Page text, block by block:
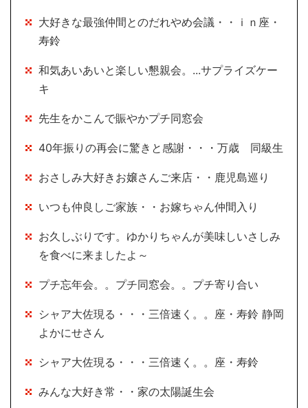
大好きな最強仲間とのだれやめ会議・・ｉｎ座・
寿鈴
和気あいあいと楽しい懇親会。...サプライズケー
キ
先生をかこんで賑やかプチ同窓会
40年振りの再会に驚きと感謝・・・万歳 同級生
おさしみ大好きお嬢さんご来店・・鹿児島巡り
いつも仲良しご家族・・お嫁ちゃん仲間入り
お久しぶりです。ゆかりちゃんが美味しいさしみ
を食べに来ましたよ～
プチ忘年会。。プチ同窓会。。プチ寄り合い
シャア大佐現る・・・三倍速く。。座・寿鈴 静岡
よかにせさん
シャア大佐現る・・・三倍速く。。座・寿鈴
みんな大好き常・・家の太陽誕生会